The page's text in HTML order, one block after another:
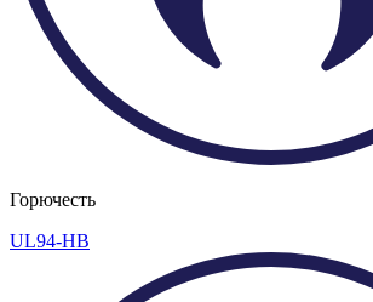
Горючесть
UL94-HB